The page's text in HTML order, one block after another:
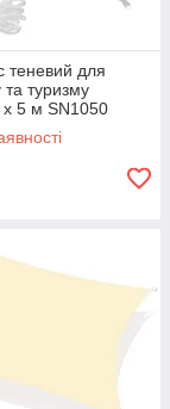
теневий для
туризму
5 м SN1050
якість